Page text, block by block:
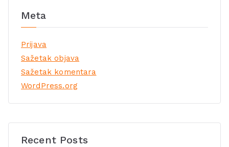
Meta
Prijava
Sažetak objava
Sažetak komentara
WordPress.org
Recent Posts